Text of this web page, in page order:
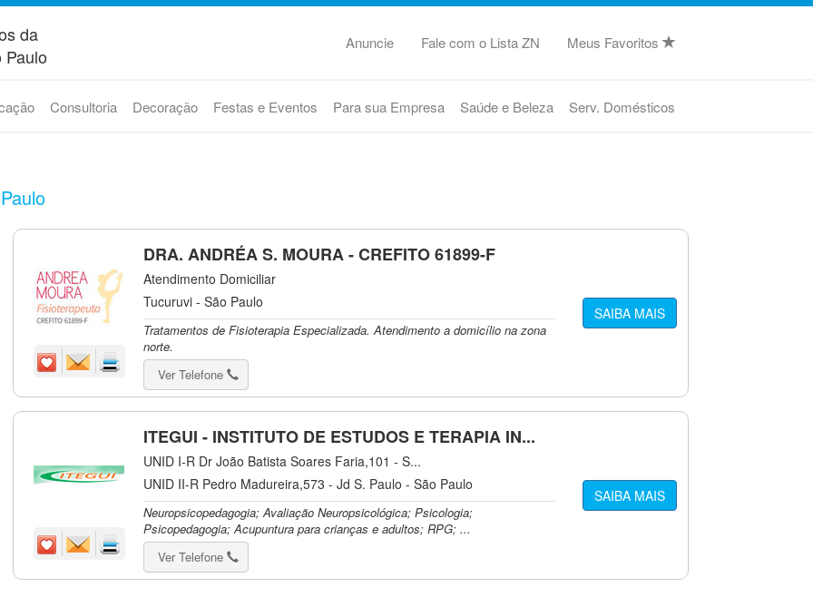
da
Anuncie Fale com o Lista ZN Meus Favoritos
Consultoria Decoração Festas e Eventos Para sua Empresa Saúde e Beleza Serv. Domésticos
DRA. ANDRÉA S. MOURA - CREFITO 61899-F
Atendimento Domiciliar
Tucuruvi - São Paulo
Tratamentos de Fisioterapia Especializada. Atendimento a domicílio na zona
norte.
Ver Telefone
SAIBA MAIS
ITEGUI - INSTITUTO DE ESTUDOS E TERAPIA IN...
UNID I-R Dr João Batista Soares Faria,101 - S...
UNID II-R Pedro Madureira,573 - Jd S. Paulo - São Paulo
Neuropsicopedagogia; Avaliação Neuropsicológica; Psicologia;
Psicopedagogia; Acupuntura para crianças e adultos; RPG; ...
Ver Telefone
SAIBA MAIS